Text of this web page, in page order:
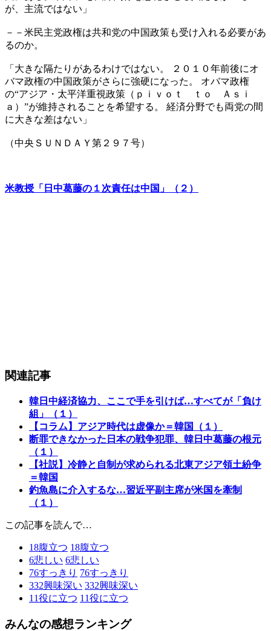
が、主流ではない」
－－米民主党政権は共和党の中国政策も受け入れる必要があ
るのか。
「大きな隔たりがあるわけではない。 ２０１０年前後にオ
バマ政権の中国政策がさらに強硬になった。 オバマ政権
の“アジア・太平洋重視政策（ｐｉｖｏｔ ｔｏ Ａｓｉ
ａ）”が維持されることを希望する。 経済分野でも両党の間
に大きな差はない」
（中央ＳＵＮＤＡＹ第２９７号）
米教授「日中葛藤の１次責任は中国」（２）
関連記事
韓日中経済協力、ここで手を引けば…すべてが「負け
組」（１）
【コラム】アジア時代は虚像か＝韓国（１）
断罪できなかった日本の戦争犯罪、韓日中葛藤の根元
（１）
【社説】冷静と自制が求められる北東アジア領土紛争
＝韓国
釣魚島に介入するな…習近平副主席が米国を牽制
（１）
この記事を読んで…
18腹立つ 18腹立つ
6悲しい 6悲しい
76すっきり 76すっきり
332興味深い 332興味深い
11役に立つ 11役に立つ
みんなの感想ランキング